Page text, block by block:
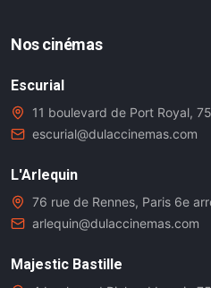
Nos cinémas
Escurial
11 boulevard de Port Royal,
escurial@dulaccinemas.com
L'Arlequin
76 rue de Rennes, Paris 6e
arlequin@dulaccinemas.com
Majestic Bastille